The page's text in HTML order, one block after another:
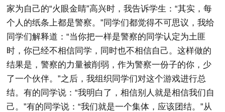
家为自己的“火眼金睛”高兴时，我告诉学生：“其实，每
个人的纸条上都是警察。”同学们都觉得不可思议，我给
同学们解释道：“当你把一样是警察的同学认定为土匪
时，你已经不相信同学，同时也不相信自己。这样做的
结果是，警察的力量被削弱，作为警察一份子的你，少
了一个伙伴。”之后，我组织同学们对这个游戏进行总
结。有的同学说：“我明白了，相信别人就是相信我们自
己。”有的同学说：“我们就是一个集体，应该团结。”从